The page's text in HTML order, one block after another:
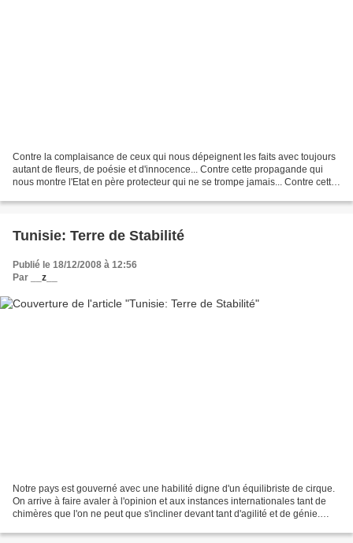
Contre la complaisance de ceux qui nous dépeignent les faits avec toujours
autant de fleurs, de poésie et d'innocence... Contre cette propagande qui
nous montre l'Etat en père protecteur qui ne se trompe jamais... Contre cette
Tunisie: Terre de Stabilité
Publié le 18/12/2008 à 12:56
Par
__z__
Notre pays est gouverné avec une habilité digne d'un équilibriste de cirque.
On arrive à faire avaler à l'opinion et aux instances internationales tant de
chimères que l'on ne peut que s'incliner devant tant d'agilité et de génie.